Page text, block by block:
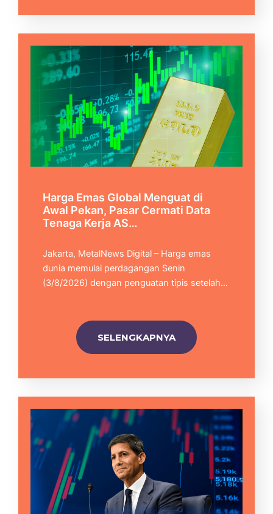
Harga Emas Global Menguat di
Awal Pekan, Pasar Cermati Data
Tenaga Kerja AS…
Jakarta, MetalNews Digital – Harga emas
dunia memulai perdagangan Senin
(3/8/2026) dengan penguatan tipis setelah…
SELENGKAPNYA